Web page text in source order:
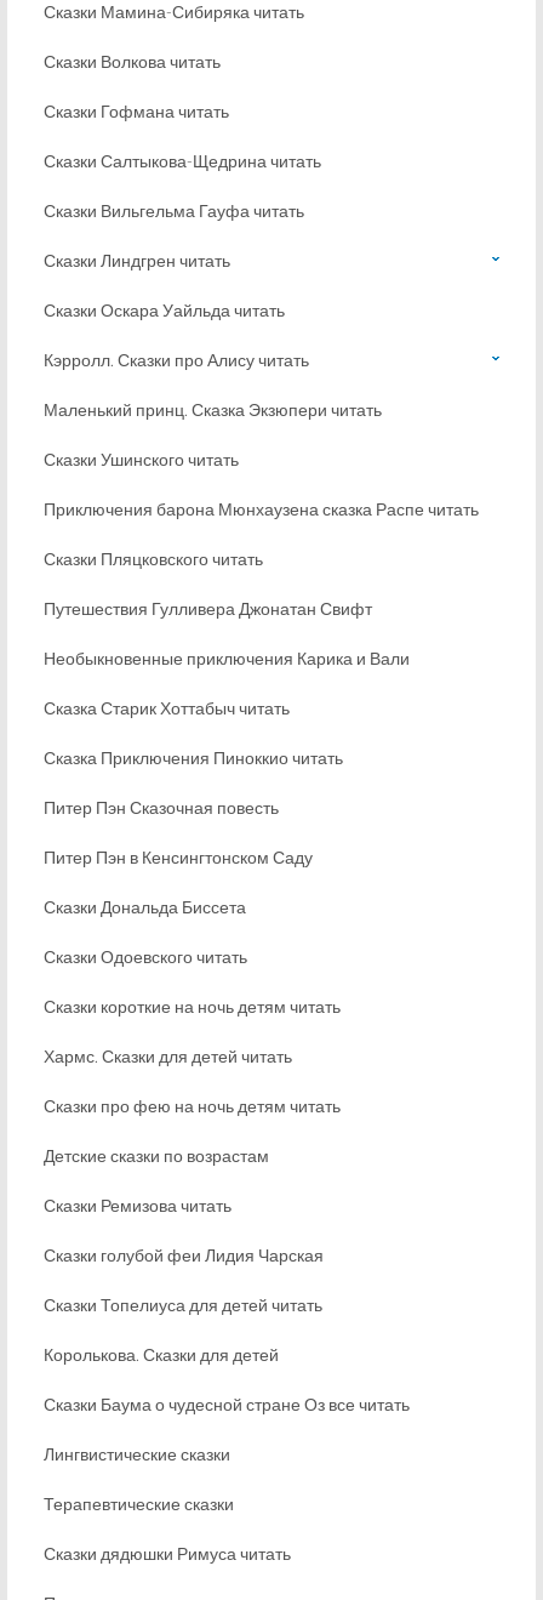
Сказки Мамина-Сибиряка читать
Сказки Волкова читать
Сказки Гофмана читать
Сказки Салтыкова-Щедрина читать
Сказки Вильгельма Гауфа читать
Сказки Линдгрен читать
Сказки Оскара Уайльда читать
Кэрролл. Сказки про Алису читать
Маленький принц. Сказка Экзюпери читать
Сказки Ушинского читать
Приключения барона Мюнхаузена сказка Распе читать
Сказки Пляцковского читать
Путешествия Гулливера Джонатан Свифт
Необыкновенные приключения Карика и Вали
Сказка Старик Хоттабыч читать
Сказка Приключения Пиноккио читать
Питер Пэн Сказочная повесть
Питер Пэн в Кенсингтонском Саду
Сказки Дональда Биссета
Сказки Одоевского читать
Сказки короткие на ночь детям читать
Хармс. Сказки для детей читать
Сказки про фею на ночь детям читать
Детские сказки по возрастам
Сказки Ремизова читать
Сказки голубой феи Лидия Чарская
Сказки Топелиуса для детей читать
Королькова. Сказки для детей
Сказки Баума о чудесной стране Оз все читать
Лингвистические сказки
Терапевтические сказки
Сказки дядюшки Римуса читать